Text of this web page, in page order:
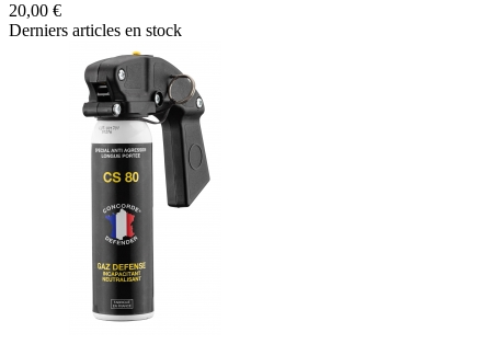
20,00 €
Derniers articles en stock